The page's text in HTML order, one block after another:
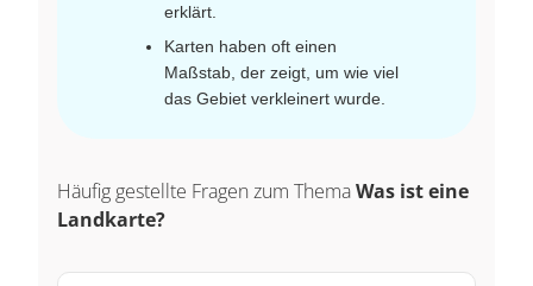
erklärt.
Karten haben oft einen
Maßstab, der zeigt, um wie viel
das Gebiet verkleinert wurde.
Häufig gestellte Fragen zum ThemaWas ist eine
Landkarte?